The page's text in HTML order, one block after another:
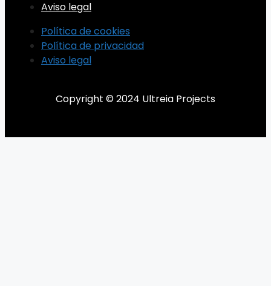
Aviso legal
Política de cookies
Política de privacidad
Aviso legal
Copyright © 2024 Ultreia Projects